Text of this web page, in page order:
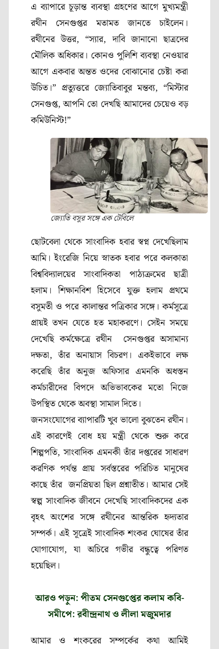
এ ব্যাপারে চূড়ান্ত ব্যবস্থা গ্রহণের আগে মুখ্যমন্ত্রী
রথীন সেনগুপ্তর মতামত জানতে চাইলেন।
রথীনের উত্তর, “স্যার, দাবি জানানো ছাত্রদের
মৌলিক অধিকার। কোনও পুলিশি ব্যবস্থা নেওয়ার
আগে একবার অন্তত ওদের বোঝানোর চেষ্টা করা
উচিত।” প্রত্যুত্তরে জ্যোতিবাবুর মন্তব্য, “মিস্টার
সেনগুপ্ত, আপনি তো দেখছি আমাদের চেয়েও বড়
কমিউনিস্ট!”
জ্যোতি বসুর সঙ্গে এক টেবিলে
ছোটবেলা থেকে সাংবাদিক হবার স্বপ্ন দেখেছিলাম
আমি। ইংরেজি নিয়ে স্নাতক হবার পরে কলকাতা
বিশ্ববিদ্যালয়ের সাংবাদিকতা পাঠ্যক্রমের ছাত্রী
হলাম। শিক্ষানবিশ হিসেবে যুক্ত হলাম প্রথমে
বসুমতী ও পরে কালান্তর পত্রিকার সঙ্গে। কর্মসূত্রে
প্রায়ই তখন যেতে হত মহাকরণে। সেইন সময়ে
দেখেছি কর্মক্ষেত্রে রথীন সেনগুপ্তর অসামান্য
দক্ষতা, তাঁর অনায়াস বিচরণ। একইভাবে লক্ষ
করেছি তাঁর অনুজ অফিসার এমনকি অধস্তন
কর্মচারীদের বিপদে অভিভাবকের মতো নিজে
উপস্থিত থেকে অবস্থা সামাল দিতে।
জনসংযোগের ব্যাপারটি খুব ভালো বুঝতেন রথীন।
এই কারণেই বোধ হয় মন্ত্রী থেকে শুরু করে
শিল্পপতি, সাংবাদিক এমনকী তাঁর দপ্তরের সাধারণ
করণিক পর্যন্ত প্রায় সর্বস্তরের পরিচিত মানুষের
কাছে তাঁর জনপ্রিয়তা ছিল প্রশ্নাতীত। আমার সেই
স্বল্প সাংবাদিক জীবনে দেখেছি সাংবাদিকদের এক
বৃহৎ অংশের সঙ্গে রথীনের আন্তরিক হৃদ্যতার
সম্পর্ক। এই সূত্রেই সাংবাদিক শংকর ঘোষের তাঁর
যোগাযোগ, যা অচিরে গভীর বন্ধুত্বে পরিণত
হয়েছিল।
আরও পড়ুন: পীতম সেনগুপ্তের কলাম কবি-
সমীপে: রবীন্দ্রনাথ ও লীলা মজুমদার
আমার ও শংকরের সম্পর্কের কথা আমিই